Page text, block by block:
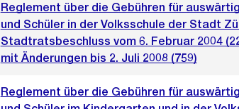
Reglement über die Gebühren für
und Schüler in der Volksschule der Stadt
Stadtratsbeschluss vom 6. Februar 2004
mit Änderungen bis 2. Juli 2008 (759)
Reglement über die Gebühren für